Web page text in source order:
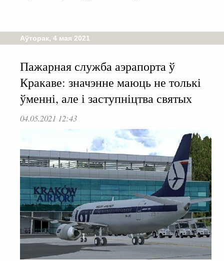
Аўторак, 4 мая 2021
Пажарная служба аэрапорта ў
Кракаве: значэнне маюць не толькі
ўменні, але і заступніцтва святых
04.05.2021 12:43